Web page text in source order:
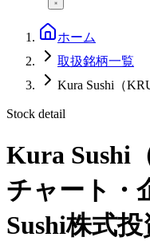
ホーム
取扱銘柄一覧
Kura Sushi（
Stock detail
Kura Sushi
チャート・
Sushi株式